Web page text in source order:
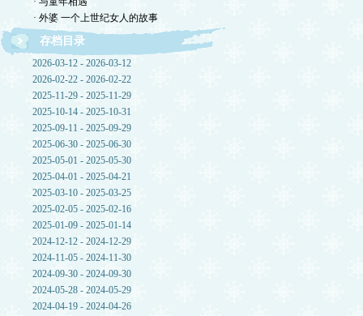
· 外婆 一个上世纪女人的故事
存档目录
2026-03-12 - 2026-03-12
2026-02-22 - 2026-02-22
2025-11-29 - 2025-11-29
2025-10-14 - 2025-10-31
2025-09-11 - 2025-09-29
2025-06-30 - 2025-06-30
2025-05-01 - 2025-05-30
2025-04-01 - 2025-04-21
2025-03-10 - 2025-03-25
2025-02-05 - 2025-02-16
2025-01-09 - 2025-01-14
2024-12-12 - 2024-12-29
2024-11-05 - 2024-11-30
2024-09-30 - 2024-09-30
2024-05-28 - 2024-05-29
2024-04-19 - 2024-04-26